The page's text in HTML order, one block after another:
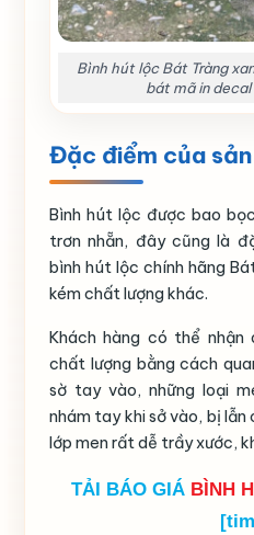
Bình hút lộc Bát Tràng
bát mã in
Đặc điểm của
Bình hút lộc được bao
trơn nhẵn, đây cũng là
bình hút lộc chính hãng
kém chất lượng khác.
Khách hàng có thể nhận
chất lượng bằng cách
sờ tay vào, những loại
nhám tay khi sở vào, bị
lớp men rất dễ trầy xước,
TẢI BÁO GIÁ BÌNH